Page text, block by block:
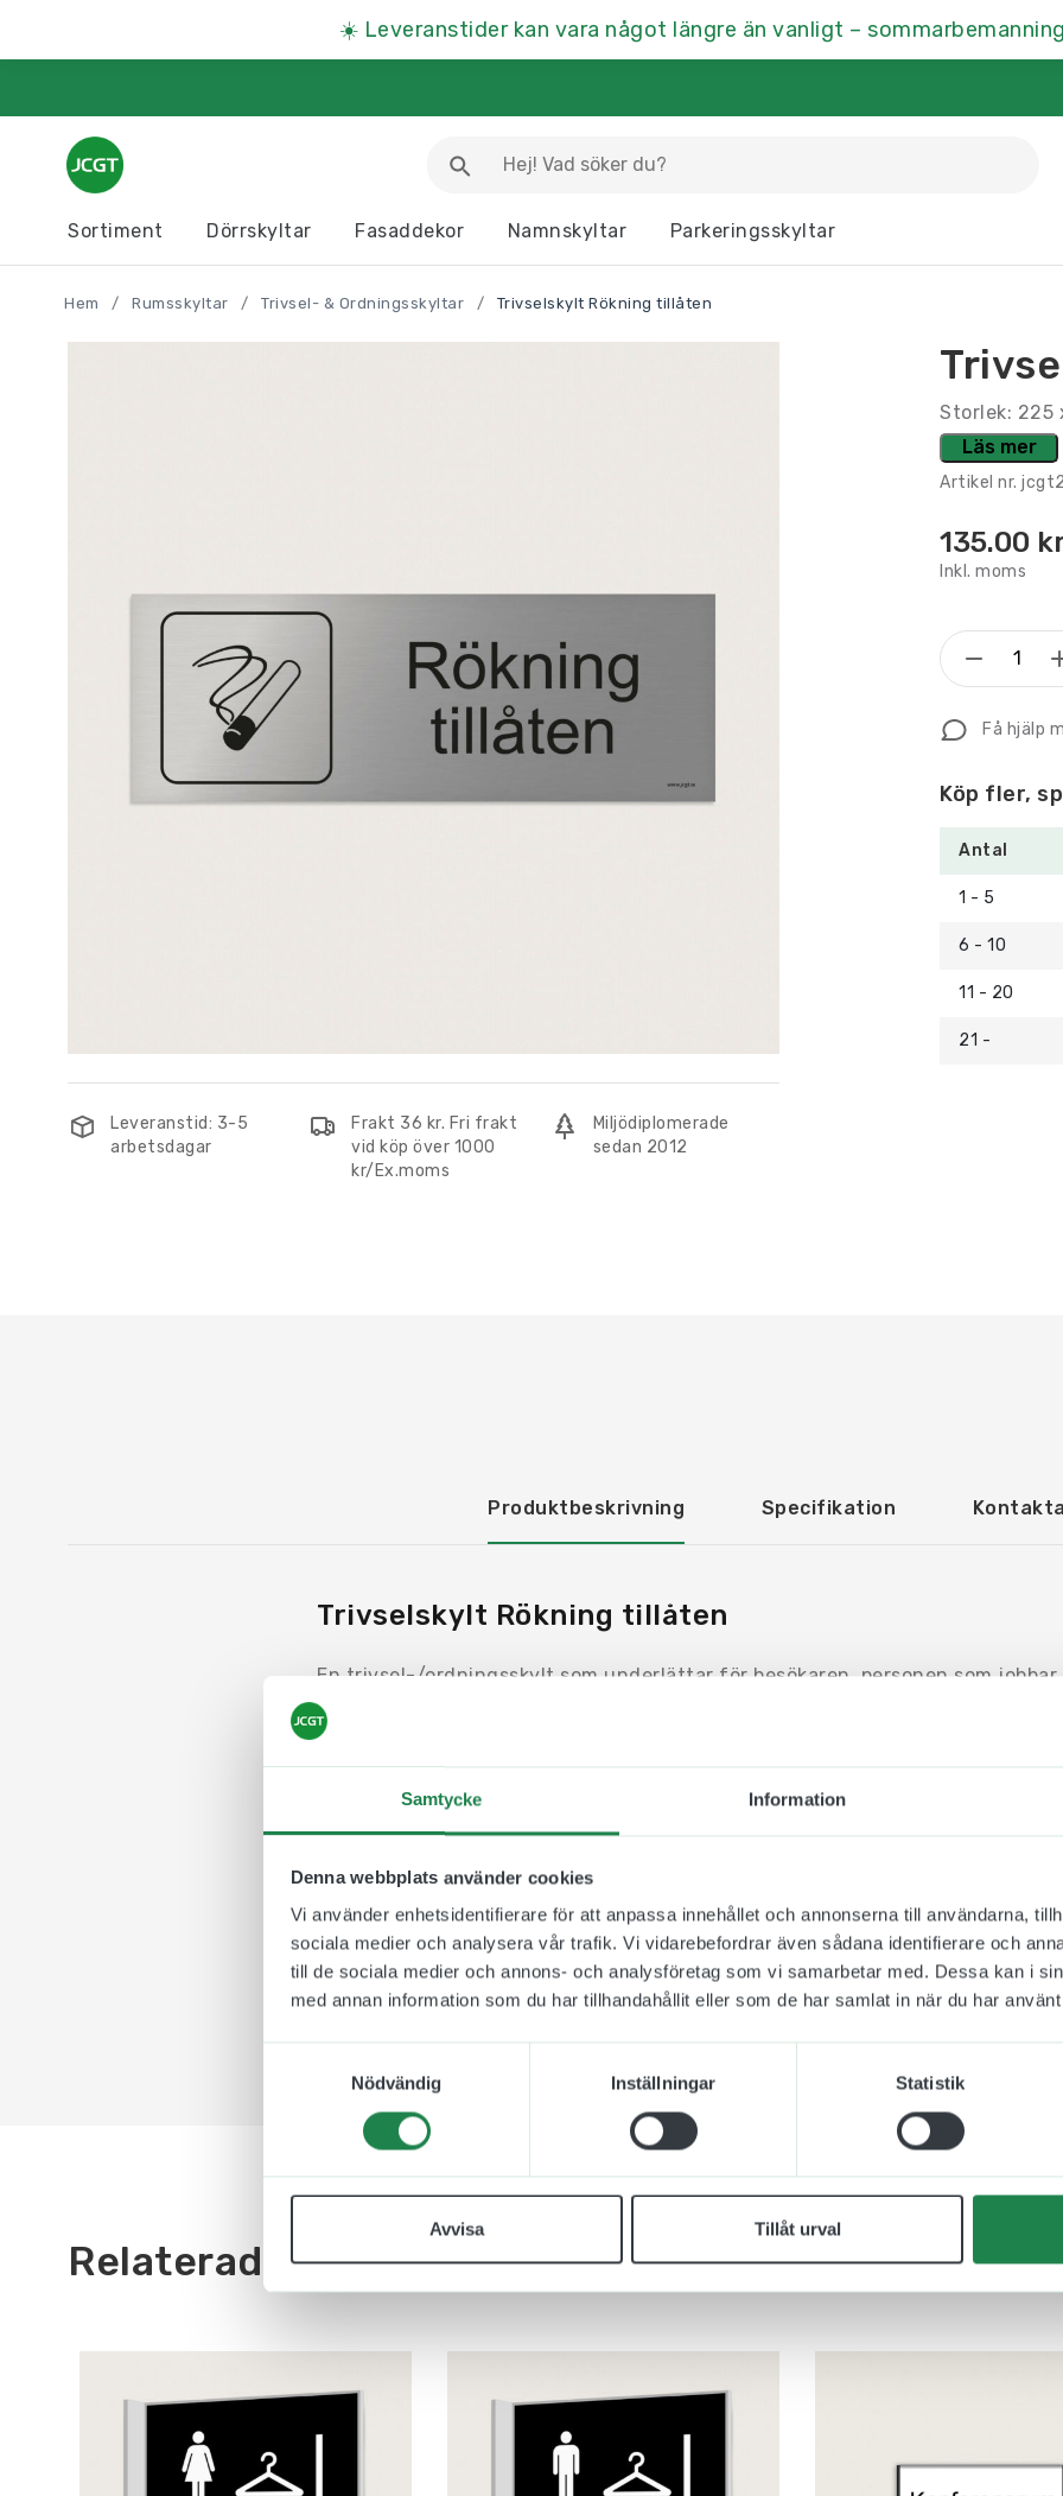
Samtycke Information
Denna webbplats använder cookies
Vi använder enhetsidentifierare för att anpassa innehållet och annonserna till användarna,
sociala medier och analysera vår trafik. Vi vidarebefordrar även sådana identifierare och
till de sociala medier och annons- och analysföretag som vi samarbetar med. Dessa kan i
med annan information som du har tillhandahållit eller som de har samlat in när du har
Nödvändig
Inställningar Statistik
Avvisa Tillåt urval
☀️ Leveranstider kan vara något längre än vanligt –
Sortiment
Informationstavlor
Kontrastmarkering
Dörrskyltar Fasaddekor Namnskyltar Parkeringsskyltar
Hem / Rumsskyltar / Trivsel- & Ordningsskyltar / Trivselskylt Rökning tillåten
Leveranstid: 3-5
arbetsdagar
Frakt 36 kr. Fri frakt
vid köp över 1000
kr/Ex.moms
Miljödiplomerade
sedan 2012
Storlek: 225
Läs mer
Artikel nr.
135.00
Inkl. moms
Rökning
mängd
Få hjälp
Köp fler,
Antal
1 - 5
6 - 10
11 - 20
21 -
Produktbeskrivning Specifikation
Trivselskylt Rökning tillåten
En trivsel-/ordningsskylt som underlättar för besökaren, personen som jobbar
personer som tillfälligt arbetar på platsen att hitta rätt och ta till sig rådande
förbud. En trivselskylt sätts med fördel upp i kommersiella fastigheter, hyres-
relevanta för dess budskap. De kan sättas på en dörr, ovanför den eller
Våra trivsel- och ordningsskyltar tillverkas i alunox och kan monteras både
En trivselskylt med symbol och text som förklarar att i detta rum eller på
att röka.
Relaterade produkter